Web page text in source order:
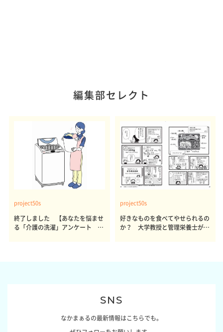
編集部セレクト
project50s
終了しました 【あなたを悩ませ
る「介護の洗濯」アンケート 体
project50s
好きなものを食べてやせられるの
か？ 大学教授と管理栄養士が出
SNS
なかまぁるの最新情報はこちらでも。